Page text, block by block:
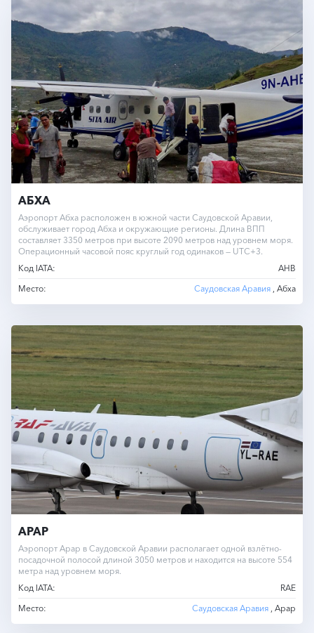
АБХА
Аэропорт Абха расположен в южной части Саудовской Аравии,
обслуживает город Абха и окружающие регионы. Длина ВПП
составляет 3350 метров при высоте 2090 метров над уровнем моря.
Операционный часовой пояс круглый год одинаков — UTC+3.
Код IATA:
AHB
Место:
Саудовская Аравия , Абха
АРАР
Аэропорт Арар в Саудовской Аравии располагает одной взлётно-
посадочной полосой длиной 3050 метров и находится на высоте 554
метра над уровнем моря.
Код IATA:
RAE
Место:
Саудовская Аравия , Арар